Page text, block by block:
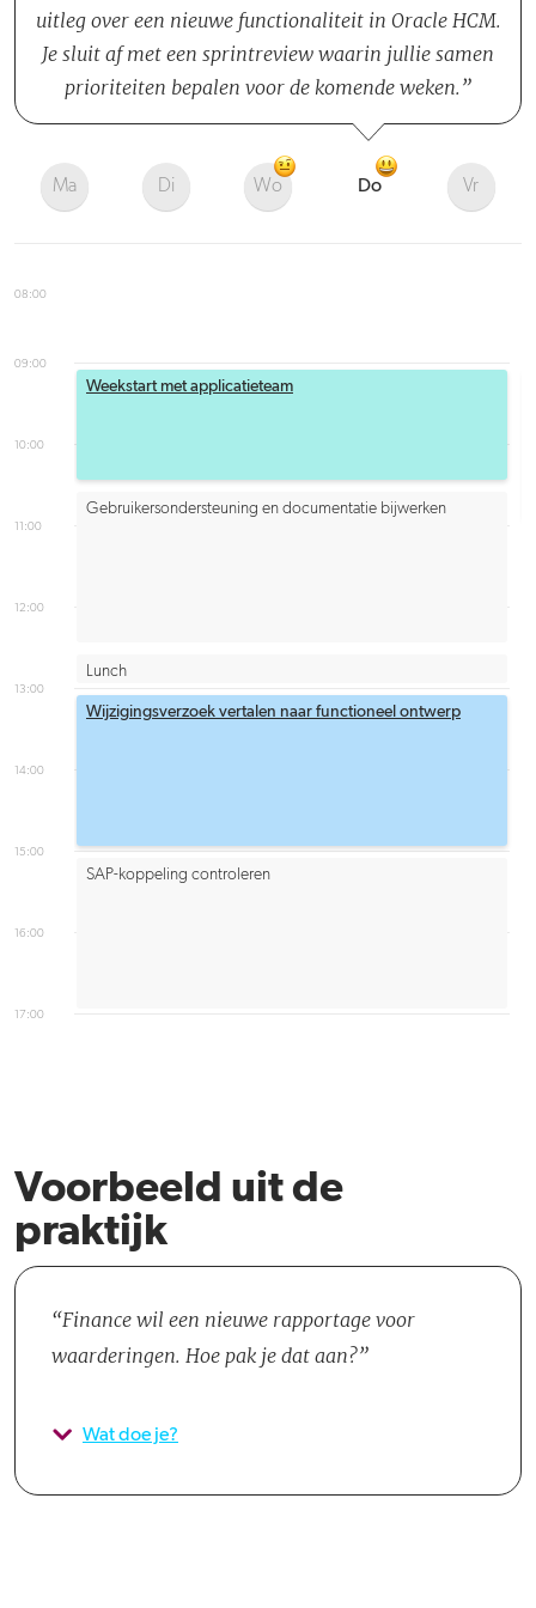
uitleg over een nieuwe functionaliteit in Oracle HCM.
Je sluit af met een sprintreview waarin jullie samen
prioriteiten bepalen voor de komende weken.
Ma Di Wo Do Vr
08:00
09:00
10:00
11:00
12:00
13:00
14:00
15:00
16:00
17:00
Weekstart met applicatieteam
Gebruikersondersteuning en documentatie bijwerken
Lunch
Wijzigingsverzoek vertalen naar functioneel ontwerp
SAP-koppeling controleren
Voorbeeld uit de
praktijk
Finance wil een nieuwe rapportage voor
waarderingen. Hoe pak je dat aan?
Wat doe je?